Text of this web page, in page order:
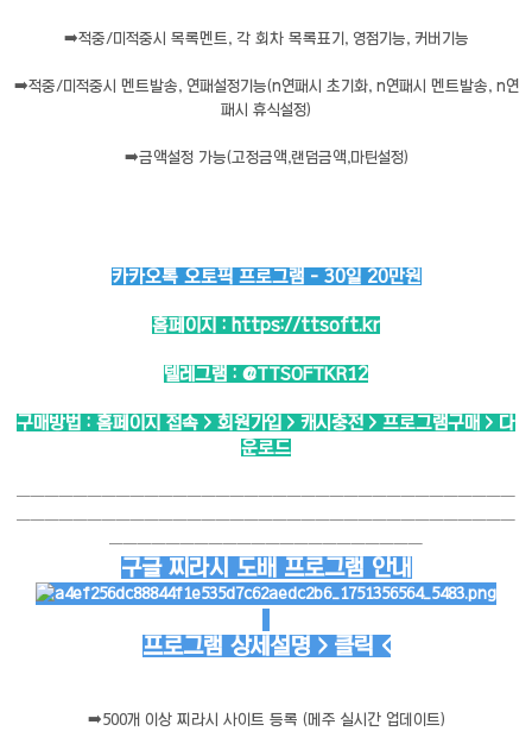
➡️적중/미적중시 목록멘트, 각 회차 목록표기, 영점기능, 커버기능
➡️적중/미적중시 멘트발송, 연패설정기능(n연패시 초기화, n연패시 멘트발송, n연
패시 휴식설정)
➡️금액설정 가능(고정금액,랜덤금액,마틴설정)
카카오톡 오토픽 프로그램 - 30일 20만원
홈페이지 : https://ttsoft.kr
텔레그램 : @TTSOFTKR12
구매방법 : 홈페이지 접속 > 회원가입 > 캐시충전 > 프로그램구매 > 다
운로드
───────────────────────────────────
───────────────────────────────────
──────────────────────
구글 찌라시 도배 프로그램 안내
프로그램 상세설명 > 클릭 <
➡️500개 이상 찌라시 사이트 등록 (메주 실시간 업데이트)